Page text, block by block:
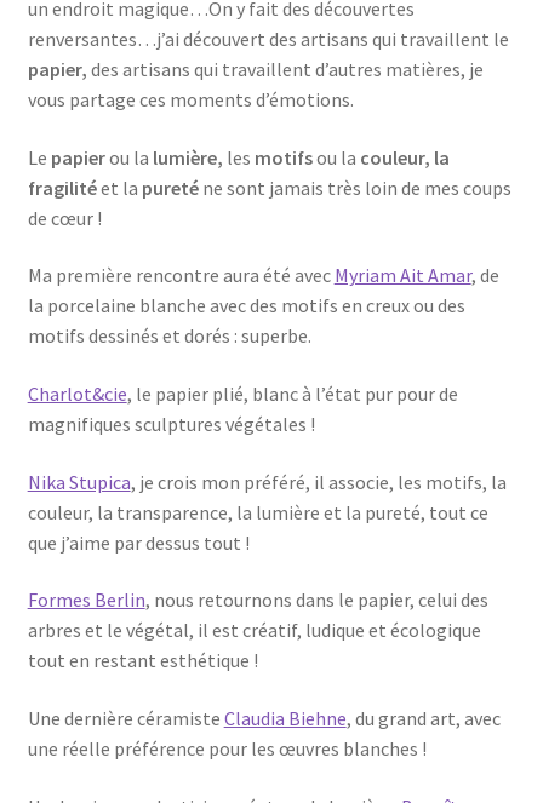
un endroit magique…On y fait des découvertes
renversantes…j’ai découvert des artisans qui travaillent le
papier, des artisans qui travaillent d’autres matières, je
vous partage ces moments d’émotions.
Le papierou la lumière, les motifsou la couleur, la
fragilitéet la pureténe sont jamais très loin de mes coups
de cœur !
Ma première rencontre aura été avec Myriam Ait Amar, de
la porcelaine blanche avec des motifs en creux ou des
motifs dessinés et dorés : superbe.
Charlot&cie, le papier plié, blanc à l’état pur pour de
magnifiques sculptures végétales !
Nika Stupica, je crois mon préféré, il associe, les motifs, la
couleur, la transparence, la lumière et la pureté, tout ce
que j’aime par dessus tout !
Formes Berlin, nous retournons dans le papier, celui des
arbres et le végétal, il est créatif, ludique et écologique
tout en restant esthétique !
Une dernière céramiste Claudia Biehne, du grand art, avec
une réelle préférence pour les œuvres blanches !